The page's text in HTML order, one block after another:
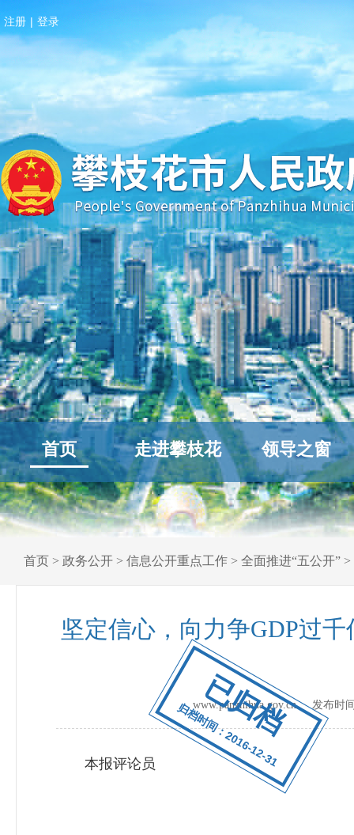
已归档
归档时间：2016-12-31
注册 | 登录
首页 走进攀枝花 领导之窗
首页 > 政务公开 > 信息公开重点工作 > 全面推进“五公开” >
坚定信心，向力争GDP过
www.panzhihua.gov.cn 发布时
本报评论员